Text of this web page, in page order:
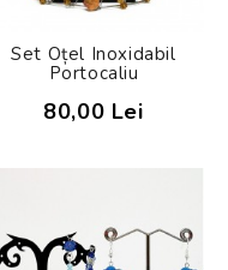
Set Oțel Inoxidabil
Portocaliu
80,00 Lei